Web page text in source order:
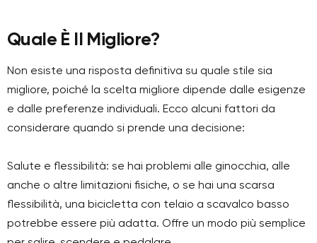
Quale È Il Migliore?
Non esiste una risposta definitiva su quale stile sia
migliore, poiché la scelta migliore dipende dalle esigenze
e dalle preferenze individuali. Ecco alcuni fattori da
considerare quando si prende una decisione:
Salute e flessibilità: se hai problemi alle ginocchia, alle
anche o altre limitazioni fisiche, o se hai una scarsa
flessibilità, una bicicletta con telaio a scavalco basso
potrebbe essere più adatta. Offre un modo più semplice